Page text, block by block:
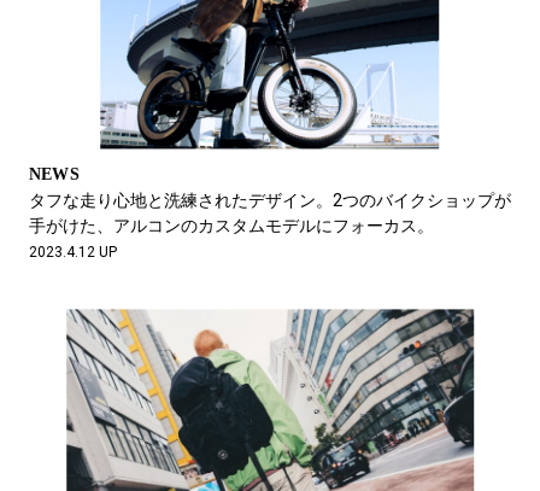
NEWS
タフな走り心地と洗練されたデザイン。2つのバイクショップが
手がけた、アルコンのカスタムモデルにフォーカス。
2023.4.12 UP